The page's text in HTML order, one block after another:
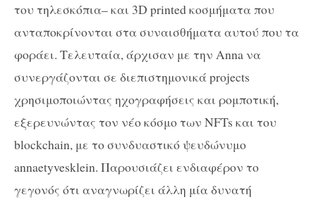
του τηλεσκόπια– και 3D printedκοσμήματα που
ανταποκρίνονται στα συναισθήματα αυτού που τα
φοράει. Τελευταία, άρχισαν με την Annaνα
συνεργάζονται σε διεπιστημονικά projects
χρησιμοποιώντας ηχογραφήσεις και ρομποτική,
εξερευνώντας τον νέο κόσμο των NFTs και του
blockchain, με το συνδυαστικό ψευδώνυμο
annaetyvesklein. Παρουσιάζει ενδιαφέρον το
γεγονός ότι αναγνωρίζει άλλη μία δυνατή